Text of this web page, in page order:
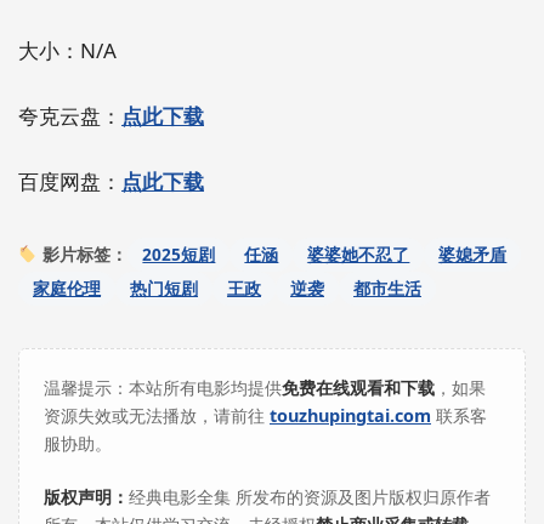
大小：N/A
夸克云盘： 点此下载
百度网盘： 点此下载
影片标签： 2025短剧 任涵 婆婆她不忍了
婆媳矛盾
家庭伦理
热门短剧 王政 逆袭 都市生活
温馨提示：本站所有电影均提供免费在线观看和下载 ，如果
资源失效或无法播放，请前往 touzhupingtai.com 联系客
服协助。
版权声明： 经典电影全集 所发布的资源及图片版权归原作者